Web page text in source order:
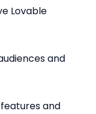
Lovable
and
features and